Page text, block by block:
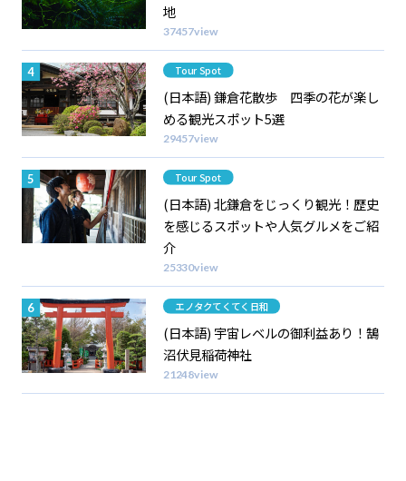
地
37457view
(日本語) 鎌倉花散歩 四季の花が楽し
める観光スポット5選
29457view
Category
Tour Spot
(日本語) 北鎌倉をじっくり観光！歴史
を感じるスポットや人気グルメをご紹
介
25330view
Category
Tour Spot
(日本語) 宇宙レベルの御利益あり！鵠
沼伏見稲荷神社
21248view
Category
エノタクてくてく日和